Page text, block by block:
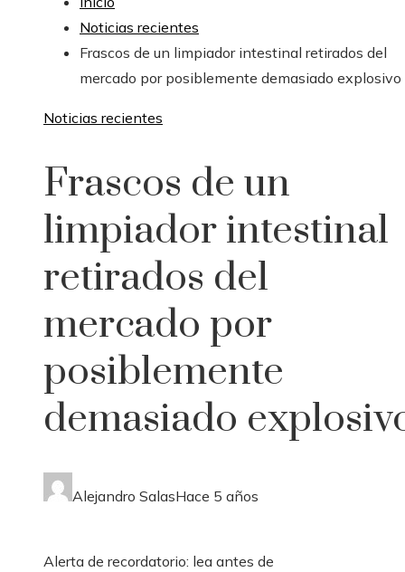
Noticias recientes
Frascos de un limpiador intestinal retirados del
mercado por posiblemente demasiado explosivo
Noticias recientes
Frascos de un
limpiador intestinal
retirados del
mercado por
posiblemente
demasiado
Alejandro SalasHace 5 años
Alerta de recordatorio: lea antes de